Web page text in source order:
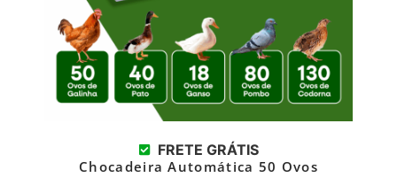
FRETE GRÁTIS
Chocadeira Automática 50 Ovos